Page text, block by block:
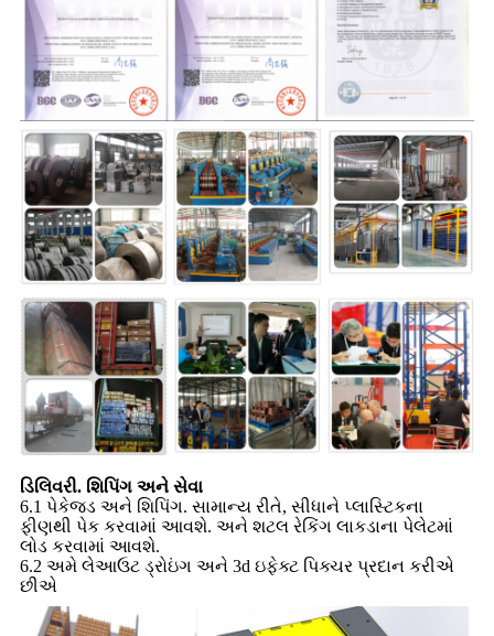
ડિલિવરી. શિપિંગ અને સેવા
6.1 પેકેજ્ડ અને શિપિંગ. સામાન્ય રીતે, સીધાને પ્લાસ્ટિકના
ફીણથી પેક કરવામાં આવશે. અને શટલ રેકિંગ લાકડાના પેલેટમાં
લોડ કરવામાં આવશે.
6.2 અમે લેઆઉટ ડ્રોઇંગ અને 3d ઇફેક્ટ પિક્ચર પ્રદાન કરીએ
છીએ